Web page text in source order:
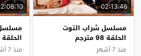
02:13:46
مسلسل شراب التوت
الحلقة 98 مترجم
منذ 7 أشهر
الحلقة 97 مترجم
منذ 7 أشهر